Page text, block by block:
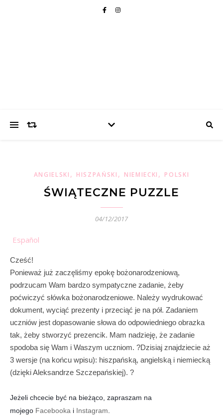
ANGIELSKI , HISZPAŃSKI , NIEMIECKI , POLSKI
ŚWIĄTECZNE PUZZLE
04/12/2017
Español
Cześć!
Ponieważ już zaczęliśmy epokę bożonarodzeniową,
podrzucam Wam bardzo sympatyczne zadanie, żeby
poćwiczyć słówka bożonarodzeniowe. Należy wydrukować
dokument, wyciąć prezenty i przeciąć je na pół. Zadaniem
uczniów jest dopasowanie słowa do odpowiedniego obrazka
tak, żeby stworzyć prezencik. Mam nadzieję, że zadanie
spodoba się Wam i Waszym uczniom. ?Dzisiaj znajdziecie aż
3 wersje (na końcu wpisu): hiszpańską, angielską i niemiecką
(dzięki Aleksandrze Szczepańskiej). ?
Jeżeli chcecie być na bieżąco, zapraszam na
mojego Facebooka i Instagram